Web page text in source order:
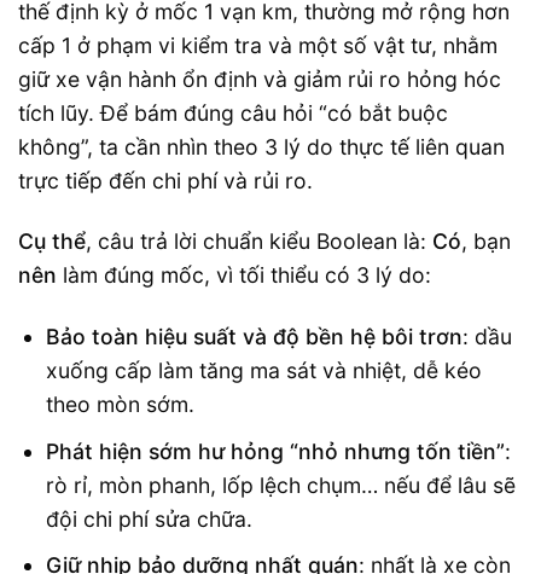
thế định kỳ ở mốc 1 vạn km, thường mở rộng hơn
cấp 1 ở phạm vi kiểm tra và một số vật tư, nhằm
giữ xe vận hành ổn định và giảm rủi ro hỏng hóc
tích lũy. Để bám đúng câu hỏi “có bắt buộc
không”, ta cần nhìn theo 3 lý do thực tế liên quan
trực tiếp đến chi phí và rủi ro.
Cụ thể, câu trả lời chuẩn kiểu Boolean là: Có, bạn
nên làm đúng mốc, vì tối thiểu có 3 lý do:
Bảo toàn hiệu suất và độ bền hệ bôi trơn: dầu
xuống cấp làm tăng ma sát và nhiệt, dễ kéo
theo mòn sớm.
Phát hiện sớm hư hỏng “nhỏ nhưng tốn tiền”:
rò rỉ, mòn phanh, lốp lệch chụm… nếu để lâu sẽ
đội chi phí sửa chữa.
Giữ nhịp bảo dưỡng nhất quán: nhất là xe còn